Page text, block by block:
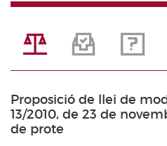
Proposició de llei de
13/2010, de 23 de
de prote